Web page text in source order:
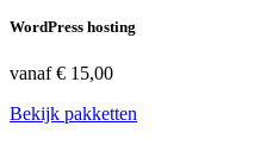
WordPress hosting
vanaf€ 15,00
Bekijk pakketten